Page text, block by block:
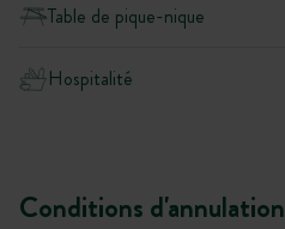
Table de pique-nique
Hospitalité
Conditions d'annulation